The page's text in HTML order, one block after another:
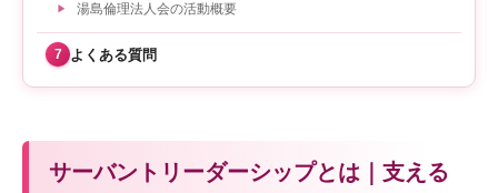
湯島倫理法人会の活動概要
7 よくある質問
サーバントリーダーシップとは｜支える